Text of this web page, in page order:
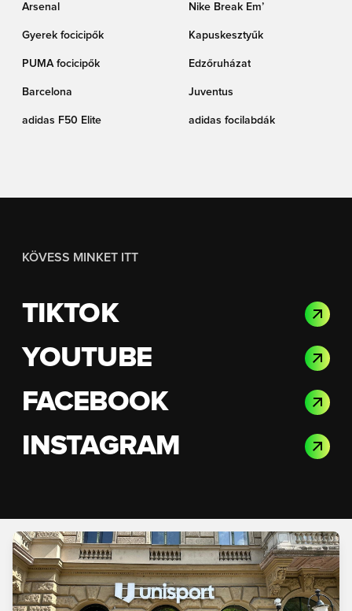
Arsenal Nike Break Em’
Gyerek focicipők Kapuskesztyűk
PUMA focicipők Edzőruházat
Barcelona Juventus
adidas F50 Elite adidas focilabdák
KÖVESS MINKET ITT
TIKTOK
YOUTUBE
FACEBOOK
INSTAGRAM